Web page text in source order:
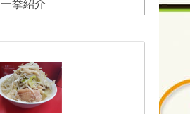
一挙紹介